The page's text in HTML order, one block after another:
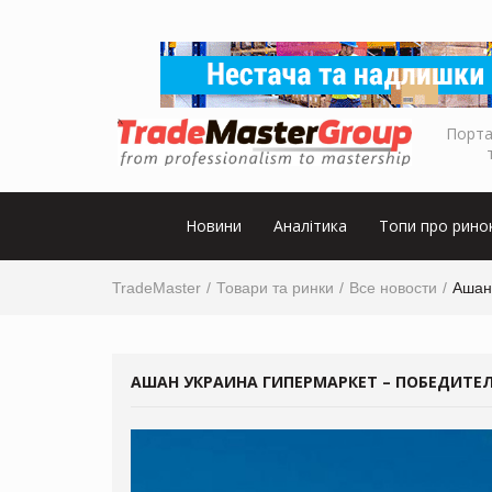
Новини Аналітика Топи про
TradeMaster Товари та ринки Все новости Ашан
АШАН УКРАИНА ГИПЕРМАРКЕТ –